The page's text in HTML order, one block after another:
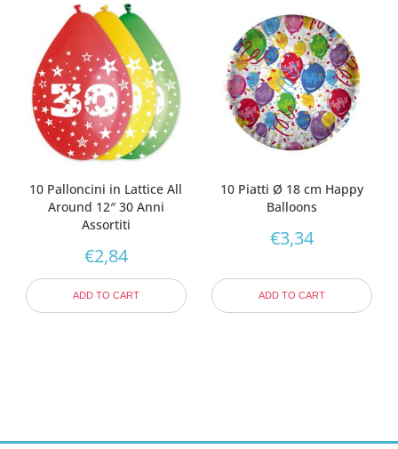
10 Palloncini in Lattice All
Around 12″ 30 Anni
Assortiti
€2,84
ADD TO CART
10 Piatti Ø 18 cm Happy
Balloons
€3,34
ADD TO CART